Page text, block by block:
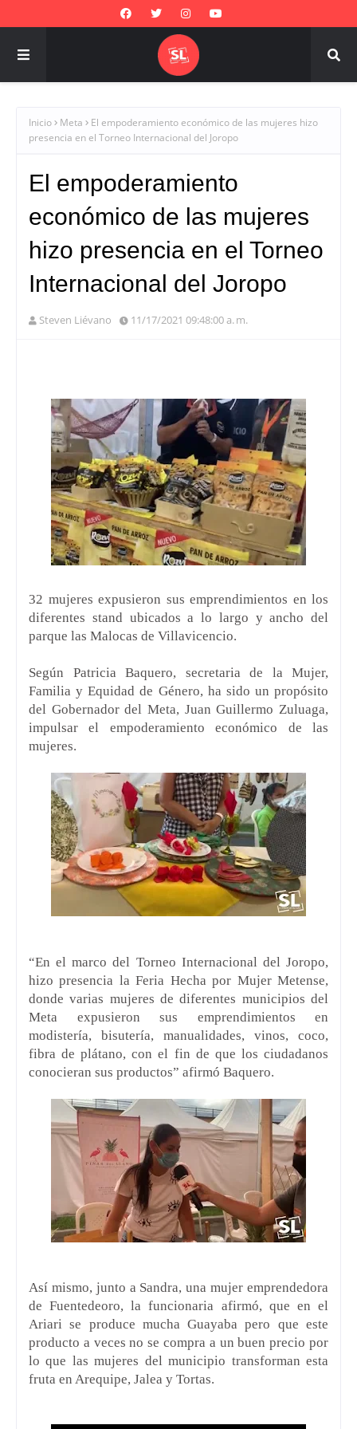
Inicio Meta
El empoderamiento económico de las mujeres hizo
presencia en el Torneo Internacional del Joropo
El empoderamiento
económico de las mujeres
hizo presencia en el Torneo
Internacional del Joropo
Steven Liévano 11/17/2021 09:48:00 a. m.
32 mujeres expusieron sus emprendimientos en los
diferentes stand ubicados a lo largo y ancho del
parque las Malocas de Villavicencio.
Según Patricia Baquero, secretaria de la Mujer,
Familia y Equidad de Género, ha sido un propósito
del Gobernador del Meta, Juan Guillermo Zuluaga,
impulsar el empoderamiento económico de las
mujeres.
“En el marco del Torneo Internacional del Joropo,
hizo presencia la Feria Hecha por Mujer Metense,
donde varias mujeres de diferentes municipios del
Meta expusieron sus emprendimientos en
modistería, bisutería, manualidades, vinos, coco,
fibra de plátano, con el fin de que los ciudadanos
conocieran sus productos” afirmó Baquero.
Así mismo, junto a Sandra, una mujer emprendedora
de Fuentedeoro, la funcionaria afirmó, que en el
Ariari se produce mucha Guayaba pero que este
producto a veces no se compra a un buen precio por
lo que las mujeres del municipio transforman esta
fruta en Arequipe, Jalea y Tortas.